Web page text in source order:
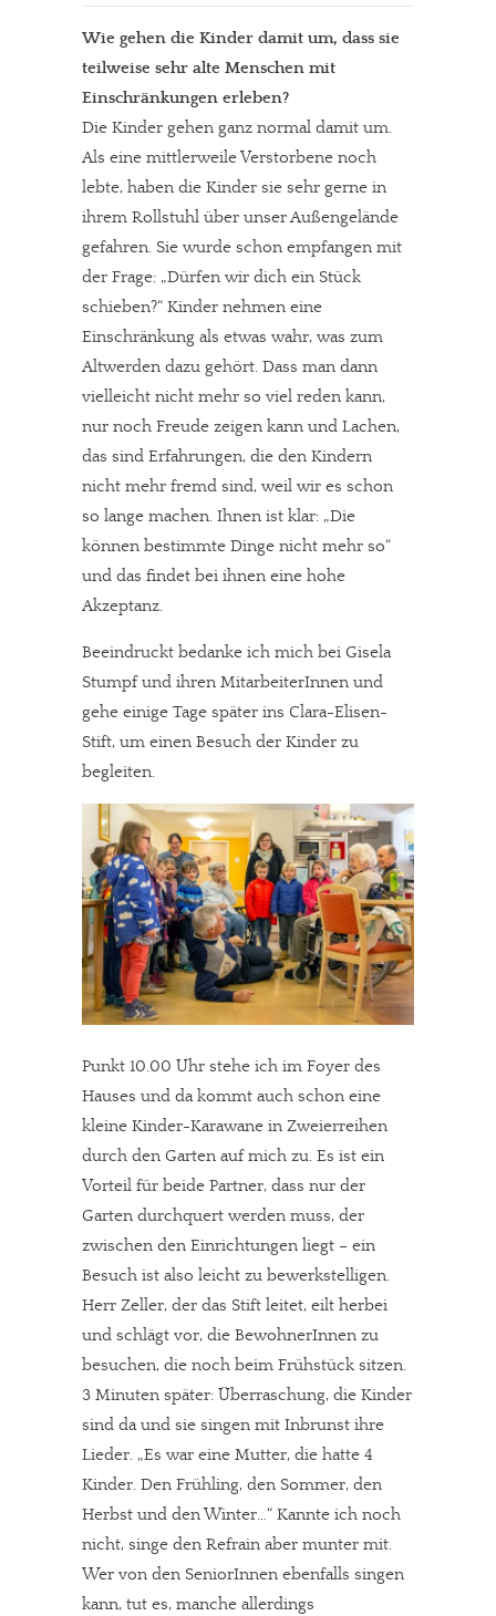
Wie gehen die Kinder damit um, dass sie
teilweise sehr alte Menschen mit
Einschränkungen erleben?
Die Kinder gehen ganz normal damit um.
Als eine mittlerweile Verstorbene noch
lebte, haben die Kinder sie sehr gerne in
ihrem Rollstuhl über unser Außengelände
gefahren. Sie wurde schon empfangen mit
der Frage: „Dürfen wir dich ein Stück
schieben?“ Kinder nehmen eine
Einschränkung als etwas wahr, was zum
Altwerden dazu gehört. Dass man dann
vielleicht nicht mehr so viel reden kann,
nur noch Freude zeigen kann und Lachen,
das sind Erfahrungen, die den Kindern
nicht mehr fremd sind, weil wir es schon
so lange machen. Ihnen ist klar: „Die
können bestimmte Dinge nicht mehr so“
und das findet bei ihnen eine hohe
Akzeptanz.
Beeindruckt bedanke ich mich bei Gisela
Stumpf und ihren MitarbeiterInnen und
gehe einige Tage später ins Clara-Elisen-
Stift, um einen Besuch der Kinder zu
begleiten.
Punkt 10.00 Uhr stehe ich im Foyer des
Hauses und da kommt auch schon eine
kleine Kinder-Karawane in Zweierreihen
durch den Garten auf mich zu. Es ist ein
Vorteil für beide Partner, dass nur der
Garten durchquert werden muss, der
zwischen den Einrichtungen liegt – ein
Besuch ist also leicht zu bewerkstelligen.
Herr Zeller, der das Stift leitet, eilt herbei
und schlägt vor, die BewohnerInnen zu
besuchen, die noch beim Frühstück sitzen.
3 Minuten später: Überraschung, die Kinder
sind da und sie singen mit Inbrunst ihre
Lieder. „Es war eine Mutter, die hatte 4
Kinder. Den Frühling, den Sommer, den
Herbst und den Winter…“ Kannte ich noch
nicht, singe den Refrain aber munter mit.
Wer von den SeniorInnen ebenfalls singen
kann, tut es, manche allerdings